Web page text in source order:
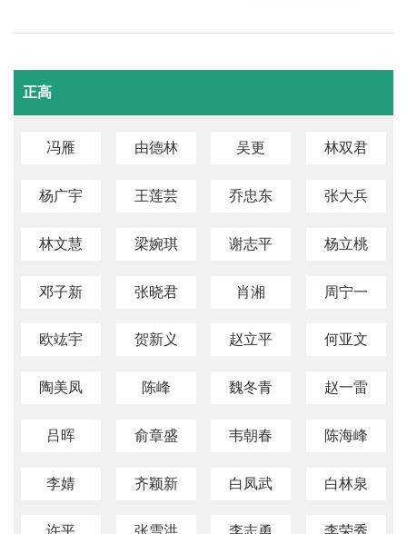
正高
冯雁 由德林 吴更 林双君
杨广宇 王莲芸 乔忠东 张大兵
林文慧 梁婉琪 谢志平 杨立桃
邓子新 张晓君 肖湘 周宁一
欧竑宇 贺新义 赵立平 何亚文
陶美凤 陈峰 魏冬青 赵一雷
吕晖 俞章盛 韦朝春 陈海峰
李婧 齐颖新 白凤武 白林泉